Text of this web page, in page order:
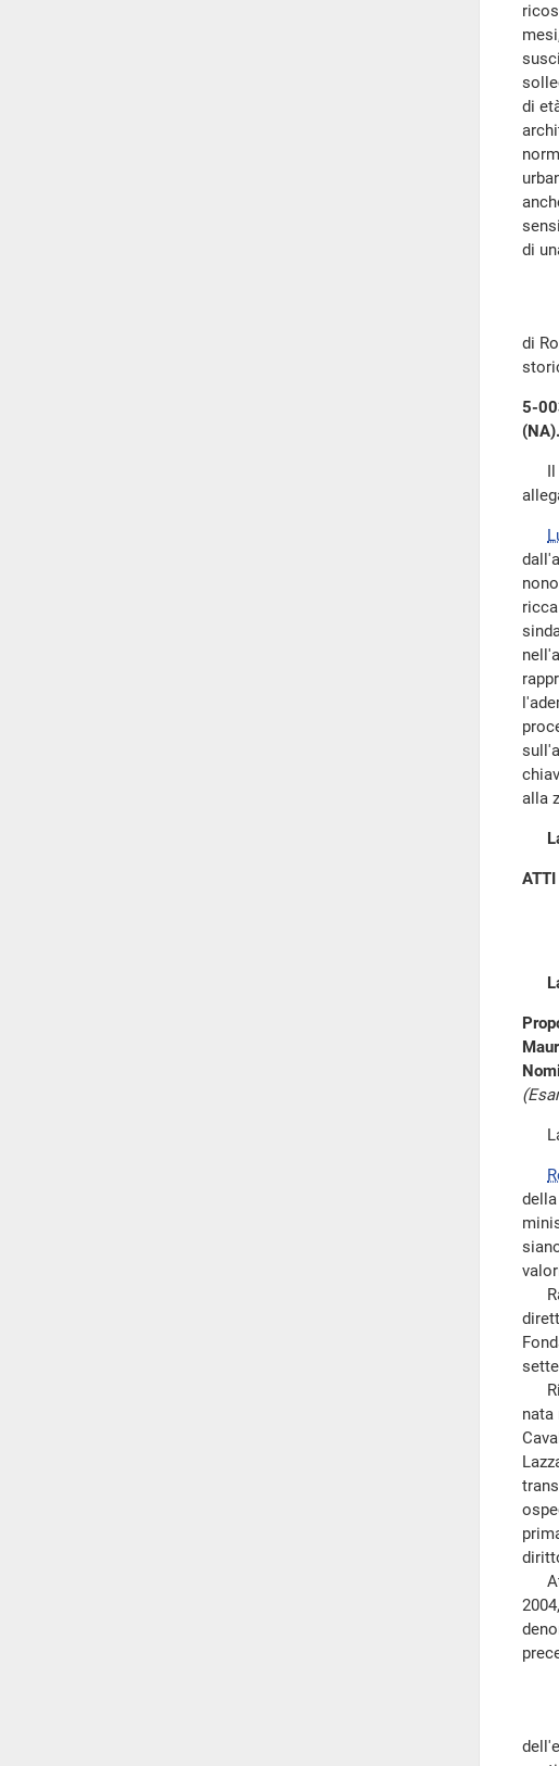
di
di
di
5-
(NA).
Il
alla
ATTI
La
nata